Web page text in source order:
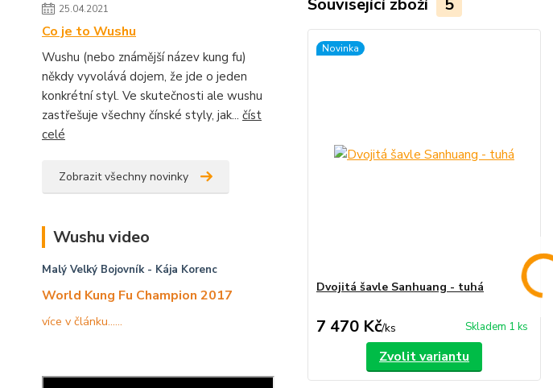
25.04.2021
Co je to Wushu
Wushu (nebo známější název kung fu)
někdy vyvolává dojem, že jde o jeden
konkrétní styl. Ve skutečnosti ale wushu
zastřešuje všechny čínské styly, jak... číst
celé
Zobrazit všechny novinky
Wushu video
Malý Velký Bojovník- Kája Korenc
World Kung Fu Champion 2017
více v článku......
Související zboží 5
Novinka
Dvojitá šavle Sanhuang - tuhá
7 470 Kč/ks Skladem 1 ks
Zvolit variantu